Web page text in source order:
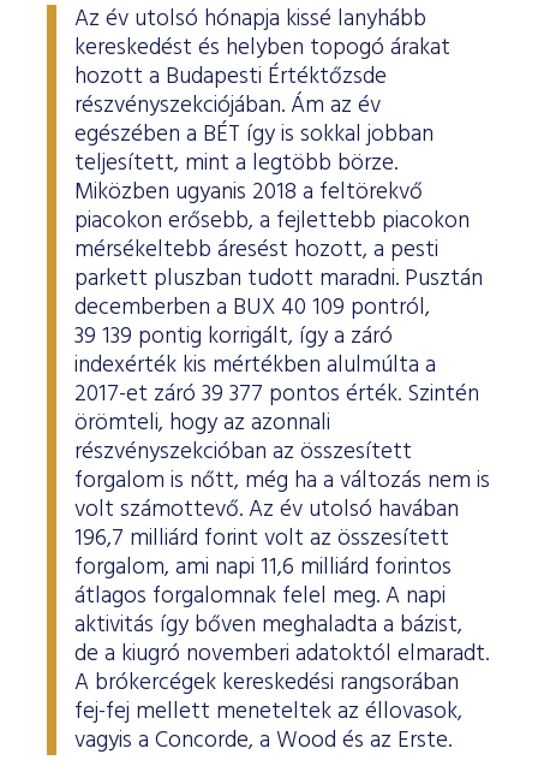
Az év utolsó hónapja kissé lanyhább
kereskedést és helyben topogó árakat
hozott a Budapesti Értéktőzsde
részvényszekciójában. Ám az év
egészében a BÉT így is sokkal jobban
teljesített, mint a legtöbb börze.
Miközben ugyanis 2018 a feltörekvő
piacokon erősebb, a fejlettebb piacokon
mérsékeltebb áresést hozott, a pesti
parkett pluszban tudott maradni. Pusztán
decemberben a BUX 40 109 pontról,
39 139 pontig korrigált, így a záró
indexérték kis mértékben alulmúlta a
2017-et záró 39 377 pontos érték. Szintén
örömteli, hogy az azonnali
részvényszekcióban az összesített
forgalom is nőtt, még ha a változás nem is
volt számottevő. Az év utolsó havában
196,7 milliárd forint volt az összesített
forgalom, ami napi 11,6 milliárd forintos
átlagos forgalomnak felel meg. A napi
aktivitás így bőven meghaladta a bázist,
de a kiugró novemberi adatoktól elmaradt.
A brókercégek kereskedési rangsorában
fej-fej mellett meneteltek az éllovasok,
vagyis a Concorde, a Wood és az Erste.